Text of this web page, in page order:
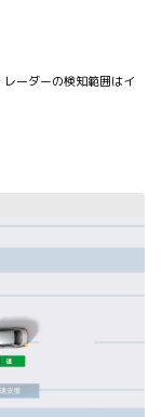
ーダーの検知範囲はイ